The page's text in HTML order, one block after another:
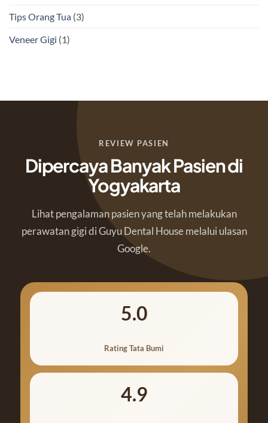
Tips Orang Tua (3)
Veneer Gigi (1)
REVIEW PASIEN
Dipercaya Banyak Pasien di
Yogyakarta
Lihat pengalaman pasien yang telah melakukan
perawatan gigi di Guyu Dental House melalui ulasan
Google.
5.0
Rating Tata Bumi
4.9